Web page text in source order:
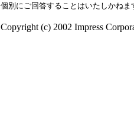
個別にご回答することはいたしかねま
Copyright (c) 2002 Impress